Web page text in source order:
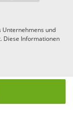
und
Diese Informationen